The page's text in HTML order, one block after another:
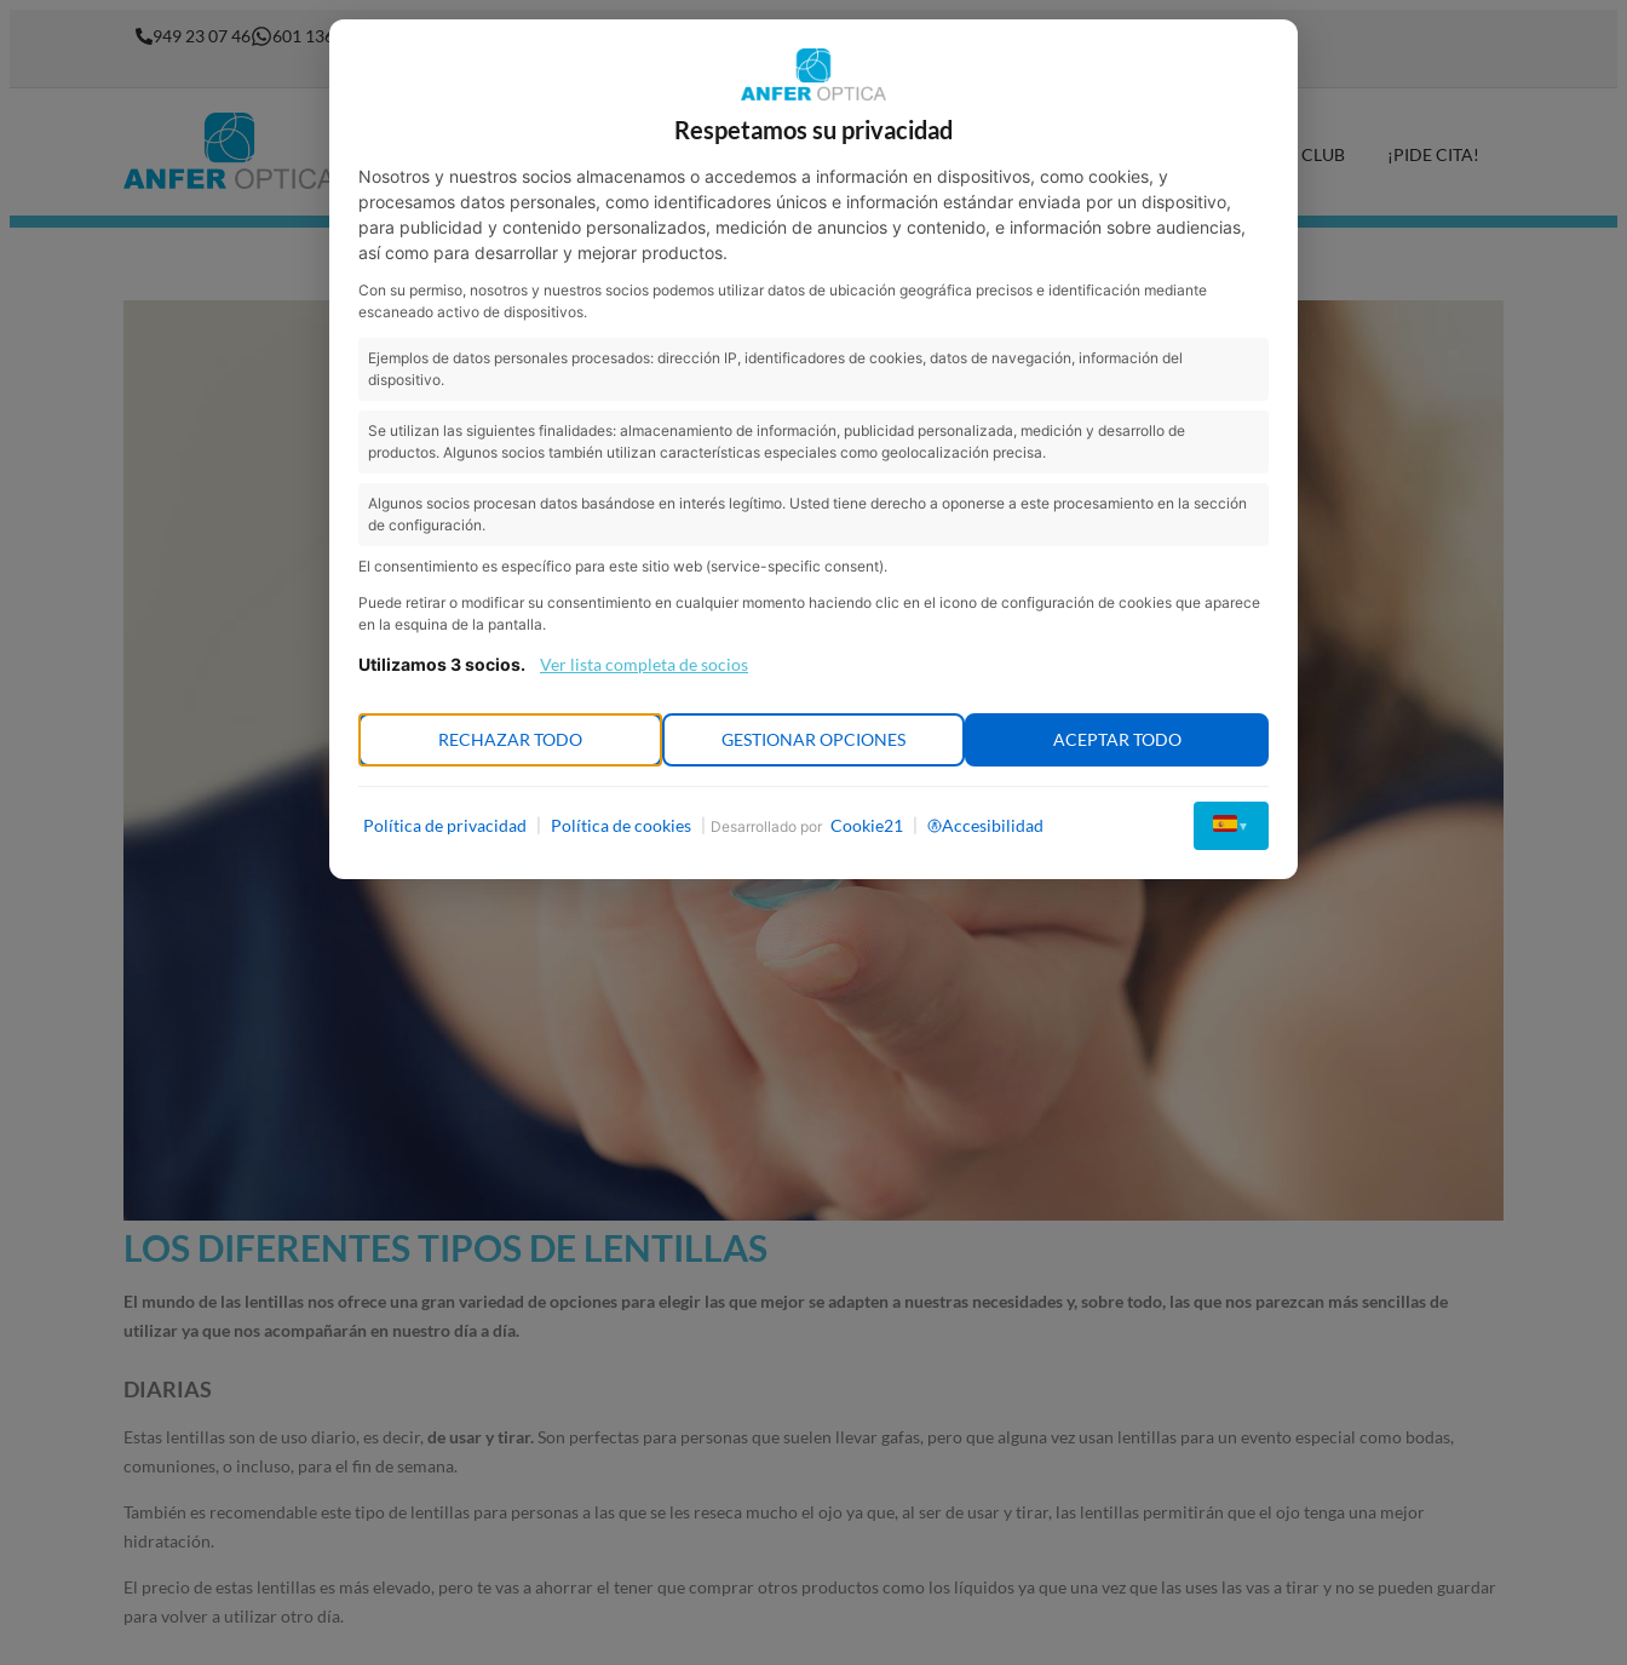
949 23 07 46 601 136 762
ANFER CLUB ¡PIDE CITA!
LOS DIFERENTES TIPOS DE LENTILLAS
El mundo de las lentillas nos ofrece una gran variedad de opciones para elegir las que mejor se adapten a nuestras necesidades y, sobre todo, las que nos parezcan más sencillas de
utilizar ya que nos acompañarán en nuestro día a día.
DIARIAS
Estas lentillas son de uso diario, es decir, de usar y tirar. Son perfectas para personas que suelen llevar gafas, pero que alguna vez usan lentillas para un evento especial como bodas,
comuniones, o incluso, para el fin de semana.
También es recomendable este tipo de lentillas para personas a las que se les reseca mucho el ojo ya que, al ser de usar y tirar, las lentillas permitirán que el ojo tenga una mejor
hidratación.
El precio de estas lentillas es más elevado, pero te vas a ahorrar el tener que comprar otros productos como los líquidos ya que una vez que las uses las vas a tirar y no se pueden guardar
para volver a utilizar otro día.
Respetamos su privacidad
Nosotros y nuestros socios almacenamos o accedemos a información en dispositivos, como cookies, y
procesamos datos personales, como identificadores únicos e información estándar enviada por un dispositivo,
para publicidad y contenido personalizados, medición de anuncios y contenido, e información sobre audiencias,
así como para desarrollar y mejorar productos.
Con su permiso, nosotros y nuestros socios podemos utilizar datos de ubicación geográfica precisos e identificación mediante
escaneado activo de dispositivos.
Ejemplos de datos personales procesados: dirección IP, identificadores de cookies, datos de navegación, información del
dispositivo.
Se utilizan las siguientes finalidades: almacenamiento de información, publicidad personalizada, medición y desarrollo de
productos. Algunos socios también utilizan características especiales como geolocalización precisa.
Algunos socios procesan datos basándose en interés legítimo. Usted tiene derecho a oponerse a este procesamiento en la sección
de configuración.
El consentimiento es específico para este sitio web (service-specific consent).
Puede retirar o modificar su consentimiento en cualquier momento haciendo clic en el icono de configuración de cookies que aparece
en la esquina de la pantalla.
Utilizamos 3 socios. Ver lista completa de socios
RECHAZAR TODO GESTIONAR OPCIONES ACEPTAR TODO
Política de privacidad Política de cookies Desarrollado por Cookie21 Accesibilidad ▼